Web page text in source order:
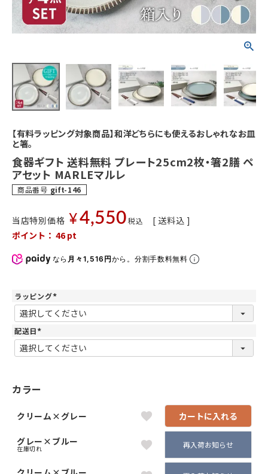
【有料ラッピング対象商品】和洋どちらにも使えるおしゃれなお皿
と箸。
食器ギフト 送料無料 プレート25cm2枚・箸2膳 ペ
アセット MARLEマルレ
商品番号 gift-146
当店特別価格 ¥ 4,550 税込
送料込
ポイント： 46 pt
なら 月々1,516円から。分割手数料無料
ラッピング
(
必
須
)
配送日
(
必
須
)
カラー
クリーム×グレー カートに入れる
グレー×ブルー
在庫切れ 再入荷お知らせ